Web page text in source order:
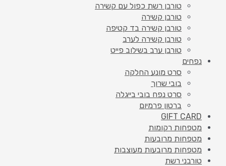
טורבן רשת כפול עם קשירה
טורבן קשירה
טורבן קשירה בד קטיפה
טורבן קשירה לערב
טורבן ערב בשילוב פייט
נפחים
סרט מונע החלקה
בובי שרוך
סרט נפח בובי בייגלה
ברטון פרמיום
GIFT CARD
מטפחות רקומות
מטפחות מרובעות
מטפחות מרובעות מעוצבות
טורבני רשת